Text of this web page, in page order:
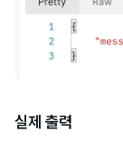
실제 출력